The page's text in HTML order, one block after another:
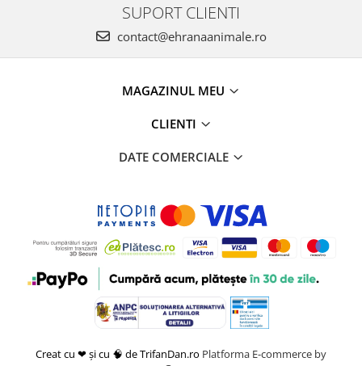
SUPORT CLIENTI
contact@ehranaanimale.ro
MAGAZINUL MEU
CLIENTI
DATE COMERCIALE
Creat cu ❤ și cu 🧠 de TrifanDan.ro Platforma E-commerce by